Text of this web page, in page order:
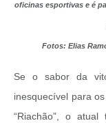
oficinas esportivas e é
Fotos: Elias
Se o sabor da
inesquecível para
“Riachão”, o atual